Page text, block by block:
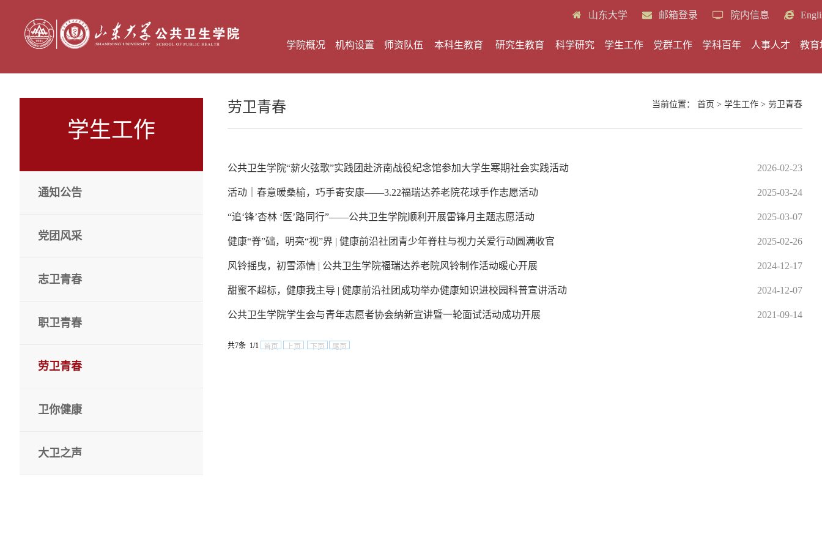
山东大学 邮箱登录 院内信息
学院概况 机构设置 师资队伍 本科生教育 研究生教育 科学研究 学生工作 党群工作 学科百年 人事人才 教育
学生工作
通知公告
党团风采
志卫青春
职卫青春
劳卫青春
卫你健康
大卫之声
劳卫青春 当前位置： 首页 > 学生工作> 劳卫青春
公共卫生学院“薪火弦歌”实践团赴济南战役纪念馆参加大学生寒期社会实践活动 2026-02-23
活动｜春意暖桑榆，巧手寄安康——3.22福瑞达养老院花球手作志愿活动 2025-03-24
“追‘锋’杏林 ‘医’路同行”——公共卫生学院顺利开展雷锋月主题志愿活动 2025-03-07
健康“脊”础，明亮“视”界 | 健康前沿社团青少年脊柱与视力关爱行动圆满收官 2025-02-26
风铃摇曳，初雪添情 | 公共卫生学院福瑞达养老院风铃制作活动暖心开展 2024-12-17
甜蜜不超标，健康我主导 | 健康前沿社团成功举办健康知识进校园科普宣讲活动 2024-12-07
公共卫生学院学生会与青年志愿者协会纳新宣讲暨一轮面试活动成功开展 2021-09-14
共7条 1/1 首页 上页 下页 尾页